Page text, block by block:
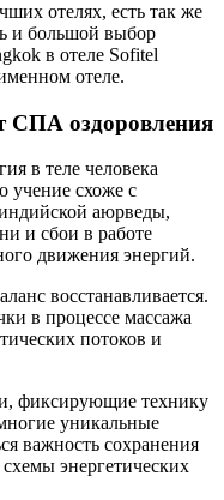
отелях, есть так же
и большой выбор
в отеле Sofitel
отеле.
СПА оздоровления
в теле человека
учение схоже с
аюрведы,
и сбои в работе
движения энергий.
восстанавливается.
в процессе массажа
потоков и
фиксирующие технику
уникальные
важность сохранения
энергетических